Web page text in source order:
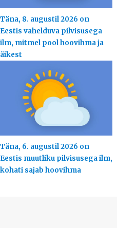
Täna, 8. augustil 2026 on
Eestis vahelduva pilvisusega
ilm, mitmel pool hoovihma ja
äikest
Täna, 6. augustil 2026 on
Eestis muutliku pilvisusega ilm,
kohati sajab hoovihma